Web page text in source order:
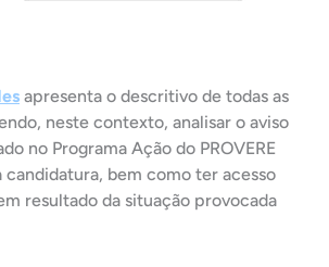
apresenta o descritivo de todas as
neste contexto, analisar o aviso
no Programa Ação do PROVERE
bem como ter acesso
resultado da situação provocada